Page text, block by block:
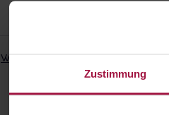
Zustimmung
Widerrufsbelehrung